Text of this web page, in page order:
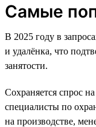
Самые
В 2025 году в
и удалёнка, что
занятости.
Сохраняется спрос
специалисты по
на производстве,